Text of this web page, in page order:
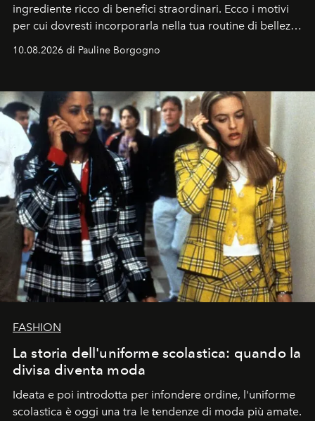
ingrediente ricco di benefici straordinari. Ecco i motivi
per cui dovresti incorporarla nella tua routine di bellezza
e benessere.
10.08.2026 di Pauline Borgogno
FASHION
La storia dell'uniforme scolastica: quando la
divisa diventa moda
Ideata e poi introdotta per infondere ordine, l'uniforme
scolastica è oggi una tra le tendenze di moda più amate.